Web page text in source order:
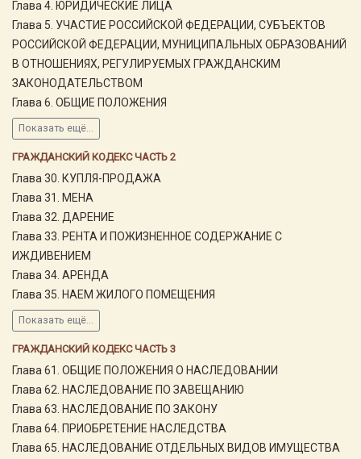
Глава 4. ЮРИДИЧЕСКИЕ ЛИЦА
Глава 5. УЧАСТИЕ РОССИЙСКОЙ ФЕДЕРАЦИИ, СУБЪЕКТОВ
РОССИЙСКОЙ ФЕДЕРАЦИИ, МУНИЦИПАЛЬНЫХ ОБРАЗОВАНИЙ
В ОТНОШЕНИЯХ, РЕГУЛИРУЕМЫХ ГРАЖДАНСКИМ
ЗАКОНОДАТЕЛЬСТВОМ
Глава 6. ОБЩИЕ ПОЛОЖЕНИЯ
Показать ещё...
ГРАЖДАНСКИЙ КОДЕКС ЧАСТЬ 2
Глава 30. КУПЛЯ-ПРОДАЖА
Глава 31. МЕНА
Глава 32. ДАРЕНИЕ
Глава 33. РЕНТА И ПОЖИЗНЕННОЕ СОДЕРЖАНИЕ С
ИЖДИВЕНИЕМ
Глава 34. АРЕНДА
Глава 35. НАЕМ ЖИЛОГО ПОМЕЩЕНИЯ
Показать ещё...
ГРАЖДАНСКИЙ КОДЕКС ЧАСТЬ 3
Глава 61. ОБЩИЕ ПОЛОЖЕНИЯ О НАСЛЕДОВАНИИ
Глава 62. НАСЛЕДОВАНИЕ ПО ЗАВЕЩАНИЮ
Глава 63. НАСЛЕДОВАНИЕ ПО ЗАКОНУ
Глава 64. ПРИОБРЕТЕНИЕ НАСЛЕДСТВА
Глава 65. НАСЛЕДОВАНИЕ ОТДЕЛЬНЫХ ВИДОВ ИМУЩЕСТВА